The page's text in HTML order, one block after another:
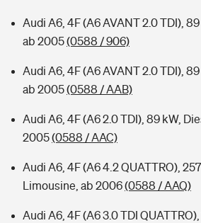
Audi A6, 4F (A6 AVANT 2.0 TDI),
ab 2005(0588 / 906)
Audi A6, 4F (A6 AVANT 2.0 TDI),
ab 2005(0588 / AAB)
Audi A6, 4F (A6 2.0 TDI), 89 kW,
2005(0588 / AAC)
Audi A6, 4F (A6 4.2 QUATTRO),
Limousine, ab 2006(0588 / AAQ)
Audi A6, 4F (A6 3.0 TDI QUATTRO),